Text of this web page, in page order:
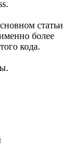
статьи
более
кода.